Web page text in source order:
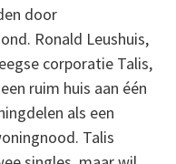
door
Ronald Leushuis,
corporatie Talis,
ruim huis aan één
als een
Talis